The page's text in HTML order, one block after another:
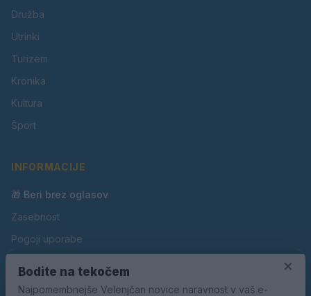
Družba
Utrinki
Turizem
Kronika
Kultura
Šport
INFORMACIJE
🎁 Beri brez oglasov
Zasebnost
Pogoji uporabe
Oglaševanje
×
Bodite na tekočem
Najpomembnejše Velenjčan novice naravnost v vaš e-